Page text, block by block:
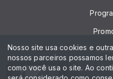
Nosso site usa cookies e
nossos parceiros possamos
como você usa o site. Ao